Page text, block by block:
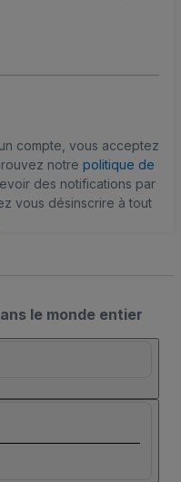
compte, vous acceptez
notre politique de
des notifications par
vous désinscrire à tout
le monde entier